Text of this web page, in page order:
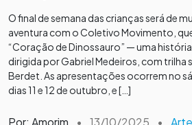
O final de semana das crianças será de
aventura com o Coletivo Movimento,
“Coração de Dinossauro” — uma
dirigida por Gabriel Medeiros, com trilha
Berdet. As apresentações ocorrem no
dias 11 e 12 de outubro, e […]
Por: Amorim • 13/10/2025 •